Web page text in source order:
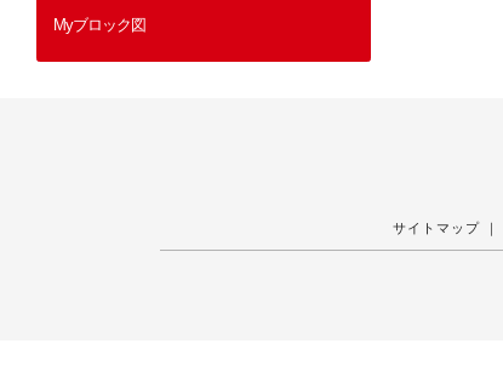
Myブロック図
サイトマップ｜